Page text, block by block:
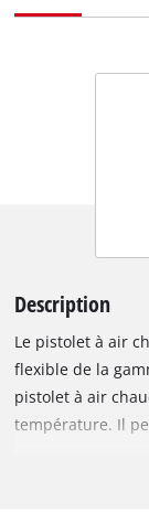
Description
Le pistolet à air
flexible de la
pistolet à air
température. Il
retirer des films